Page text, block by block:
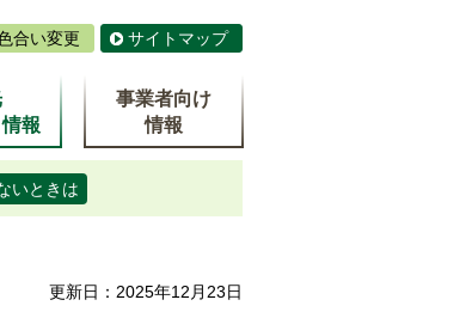
合い変更 サイトマップ
報
事業者向け
情報
いときは
更新日：2025年12月23日